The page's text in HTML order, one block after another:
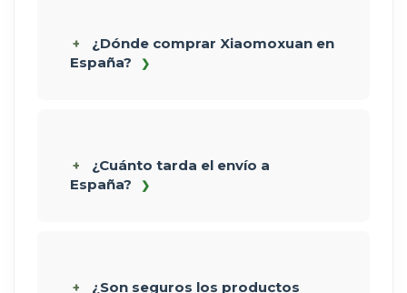
¿Dónde comprar Xiaomoxuan en
España?
¿Cuánto tarda el envío a
España?
¿Son seguros los productos